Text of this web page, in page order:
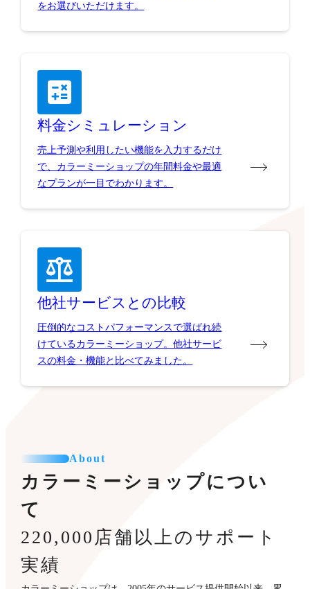
をお選びいただけます。
料金シミュレーション
売上予測や利用したい機能を入力するだけ
で、カラーミーショップの年間料金や最適
なプランが一目でわかります。
他社サービスとの比較
圧倒的なコストパフォーマンスで選ばれ続
けているカラーミーショップ。他社サービ
スの料金・機能と比べてみました。
About
カラーミーショップについ
て
220,000店舗以上のサポート
実績